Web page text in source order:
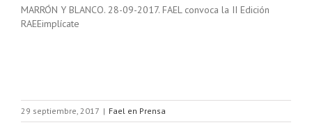
MARRÓN Y BLANCO. 28-09-2017. FAEL convoca la II Edición
RAEEimplícate
29 septiembre, 2017 | Fael en Prensa